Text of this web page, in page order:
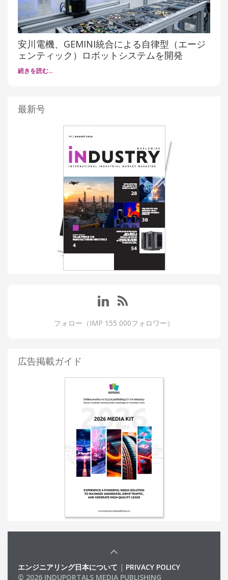
安川電機、GEMINI統合による自律型（エージ
ェンティック）ロボットシステムを開発
続きを読む…
最新号
フォロー（IMP 155 000フォロワー）
広告掲載ガイド
エンジニアリング日本について | PRIVACY POLICY
© 2026 INDUPORTALS MEDIA PUBLISHING